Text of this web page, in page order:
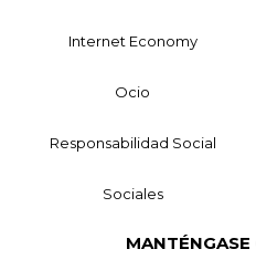
Internet Economy
Ocio
Responsabilidad Social
Sociales